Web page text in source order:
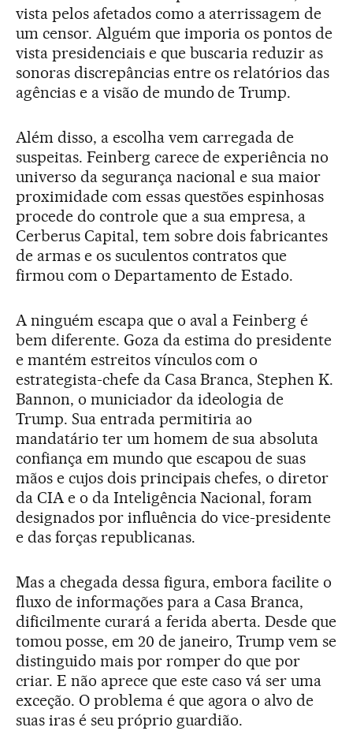
vista pelos afetados como a aterrissagem de
um censor. Alguém que imporia os pontos de
vista presidenciais e que buscaria reduzir as
sonoras discrepâncias entre os relatórios das
agências e a visão de mundo de Trump.
Além disso, a escolha vem carregada de
suspeitas. Feinberg carece de experiência no
universo da segurança nacional e sua maior
proximidade com essas questões espinhosas
procede do controle que a sua empresa, a
Cerberus Capital, tem sobre dois fabricantes
de armas e os suculentos contratos que
firmou com o Departamento de Estado.
A ninguém escapa que o aval a Feinberg é
bem diferente. Goza da estima do presidente
e mantém estreitos vínculos com o
estrategista-chefe da Casa Branca, Stephen K.
Bannon, o municiador da ideologia de
Trump. Sua entrada permitiria ao
mandatário ter um homem de sua absoluta
confiança em mundo que escapou de suas
mãos e cujos dois principais chefes, o diretor
da CIA e o da Inteligência Nacional, foram
designados por influência do vice-presidente
e das forças republicanas.
Mas a chegada dessa figura, embora facilite o
fluxo de informações para a Casa Branca,
dificilmente curará a ferida aberta. Desde que
tomou posse, em 20 de janeiro, Trump vem se
distinguido mais por romper do que por
criar. E não aprece que este caso vá ser uma
exceção. O problema é que agora o alvo de
suas iras é seu próprio guardião.